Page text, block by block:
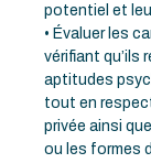
potentiel et
• Évaluer les
vérifiant qu’ils
aptitudes
tout en
privée ainsi
ou les formes